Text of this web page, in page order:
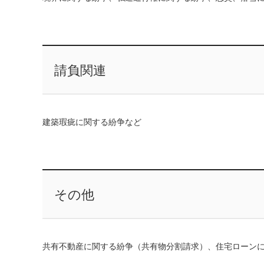
請負関連
建築瑕疵に関する紛争など
その他
共有不動産に関する紛争（共有物分割請求）、住宅ローン